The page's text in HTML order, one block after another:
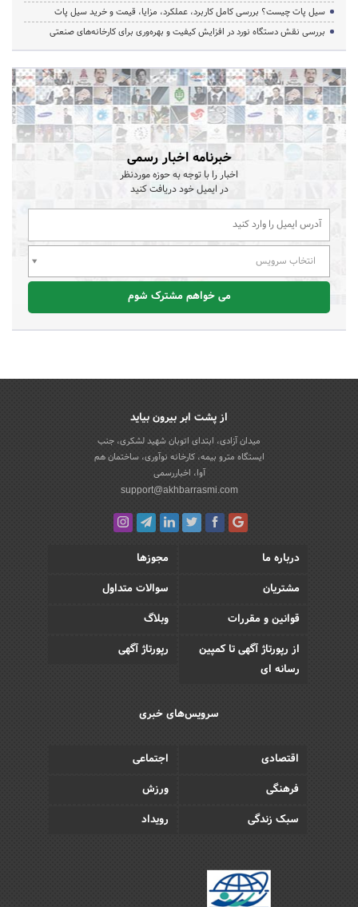
سیل پات چیست؟ بررسی کامل کاربرد، عملکرد، مزایا، قیمت و خرید سیل پات
بررسی نقش دستگاه نورد در افزایش کیفیت و بهره‌وری برای کارخانه‌های صنعتی
خبرنامه اخبار رسمی
اخبار را با توجه به حوزه موردنظر
در ایمیل خود دریافت کنید
انتخاب سرویس
می خواهم مشترک شوم
از پشت ابر بیرون بیاید
میدان آزادی، ابتدای اتوبان شهید لشکری، جنب
ایستگاه مترو بیمه، کارخانه نوآوری، ساختمان هم
آوا، اخباررسمی
support@akhbarrasmi.com
درباره ما
مجوزها
مشتریان
سوالات متداول
قوانین و مقررات
وبلاگ
از رپورتاژ آگهی تا کمپین
رسانه ای
رپورتاژ آگهی
سرویس‌های خبری
اقتصادی
اجتماعی
فرهنگی
ورزش
سبک زندگی
رویداد